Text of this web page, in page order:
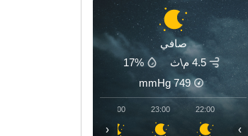
صافي
4.5 م\ث
17%
749
mmHg
22:00
23:00
00:00
‹ ›